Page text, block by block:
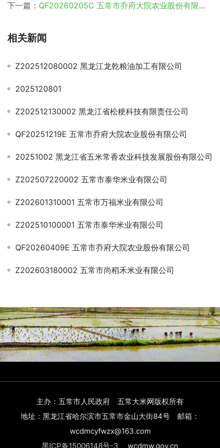
下一篇： QF20260205C 五常市乔府大院农业股份有限公司
相关新闻
Z202512080002 黑龙江龙乾粮油加工有限公司
2025120801
Z202512130002 黑龙江省松粳科技有限责任公司
QF20251219E 五常市乔府大院农业股份有限公司
20251002 黑龙江省五米常香农业科技发展股份有限公司
Z202507220002 五常市泰华米业有限公司
Z202601310001 五常市万福米业有限公司
Z202510100001 五常市泰华米业有限公司
QF20260409E 五常市乔府大院农业股份有限公司
Z202603180002 五常市尚稻禾米业有限公司
主办：五常市人民政府 五常大米网版权所有
地址：黑龙江省哈尔滨市五常市金山大街84号 邮箱：
wcdmcyfwzx@163.com
黑ICP备15006148号-3 wcdmw.gov.cn